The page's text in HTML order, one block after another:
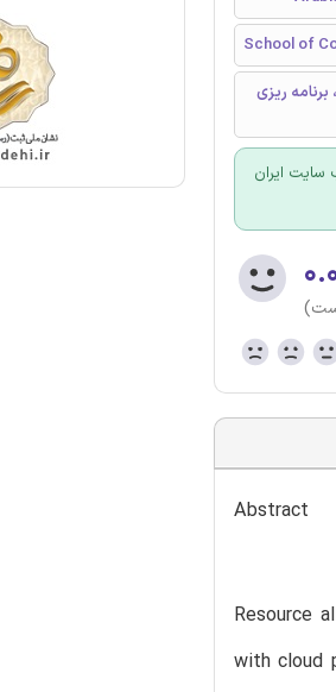
School of
ریزی
ایران
Abstract
Resource
with cloud